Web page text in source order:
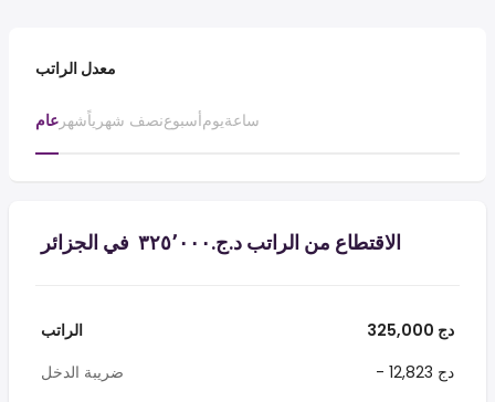
معدل الراتب
عام شهرنصف شهرياًأسبوعيومساعة
الاقتطاع من الراتب د.ج.‏٣٢٥٬٠٠٠ ‏ في الجزائر
الراتب
325,000 دج
ضريبة الدخل
- 12,823 دج